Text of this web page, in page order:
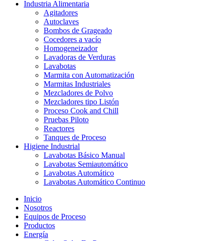
Industria Alimentaria
Agitadores
Autoclaves
Bombos de Grageado
Cocedores a vacío
Homogeneizador
Lavadoras de Verduras
Lavabotas
Marmita con Automatización
Marmitas Industriales
Mezcladores de Polvo
Mezcladores tipo Listón
Proceso Cook and Chill
Pruebas Piloto
Reactores
Tanques de Proceso
Higiene Industrial
Lavabotas Básico Manual
Lavabotas Semiautomático
Lavabotas Automático
Lavabotas Automático Continuo
Inicio
Nosotros
Equipos de Proceso
Productos
Energía